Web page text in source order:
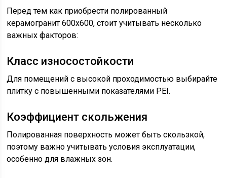
Перед тем как приобрести полированный
керамогранит 600x600, стоит учитывать несколько
важных факторов:
Класс износостойкости
Для помещений с высокой проходимостью выбирайте
плитку с повышенными показателями PEI.
Коэффициент скольжения
Полированная поверхность может быть скользкой,
поэтому важно учитывать условия эксплуатации,
особенно для влажных зон.